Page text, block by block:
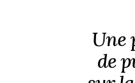
Une
de